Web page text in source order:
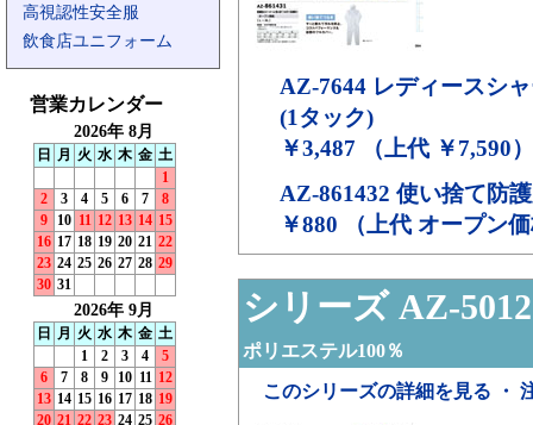
高視認性安全服
飲食店ユニフォーム
AZ-7644 レディースシ
(1タック)
￥3,487 （上代 ￥7,590）
AZ-861432 使い捨て防
￥880 （上代 オープン
シリーズ AZ-
ポリエステル100％
このシリーズの詳細を見る ・